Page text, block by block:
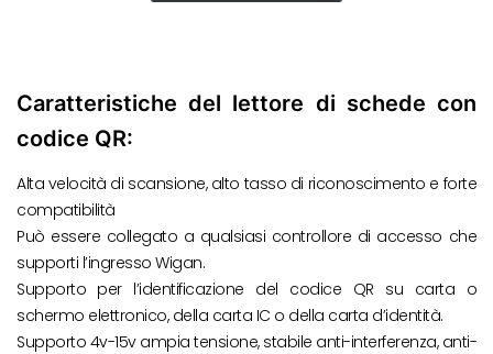
Caratteristiche del lettore di schede con
codice QR:
Alta velocità di scansione, alto tasso di riconoscimento e forte
compatibilità
Può essere collegato a qualsiasi controllore di accesso che
supporti l’ingresso Wigan.
Supporto per l’identificazione del codice QR su carta o
schermo elettronico, della carta IC o della carta d’identità.
Supporto 4v-15v ampia tensione, stabile anti-interferenza, anti-